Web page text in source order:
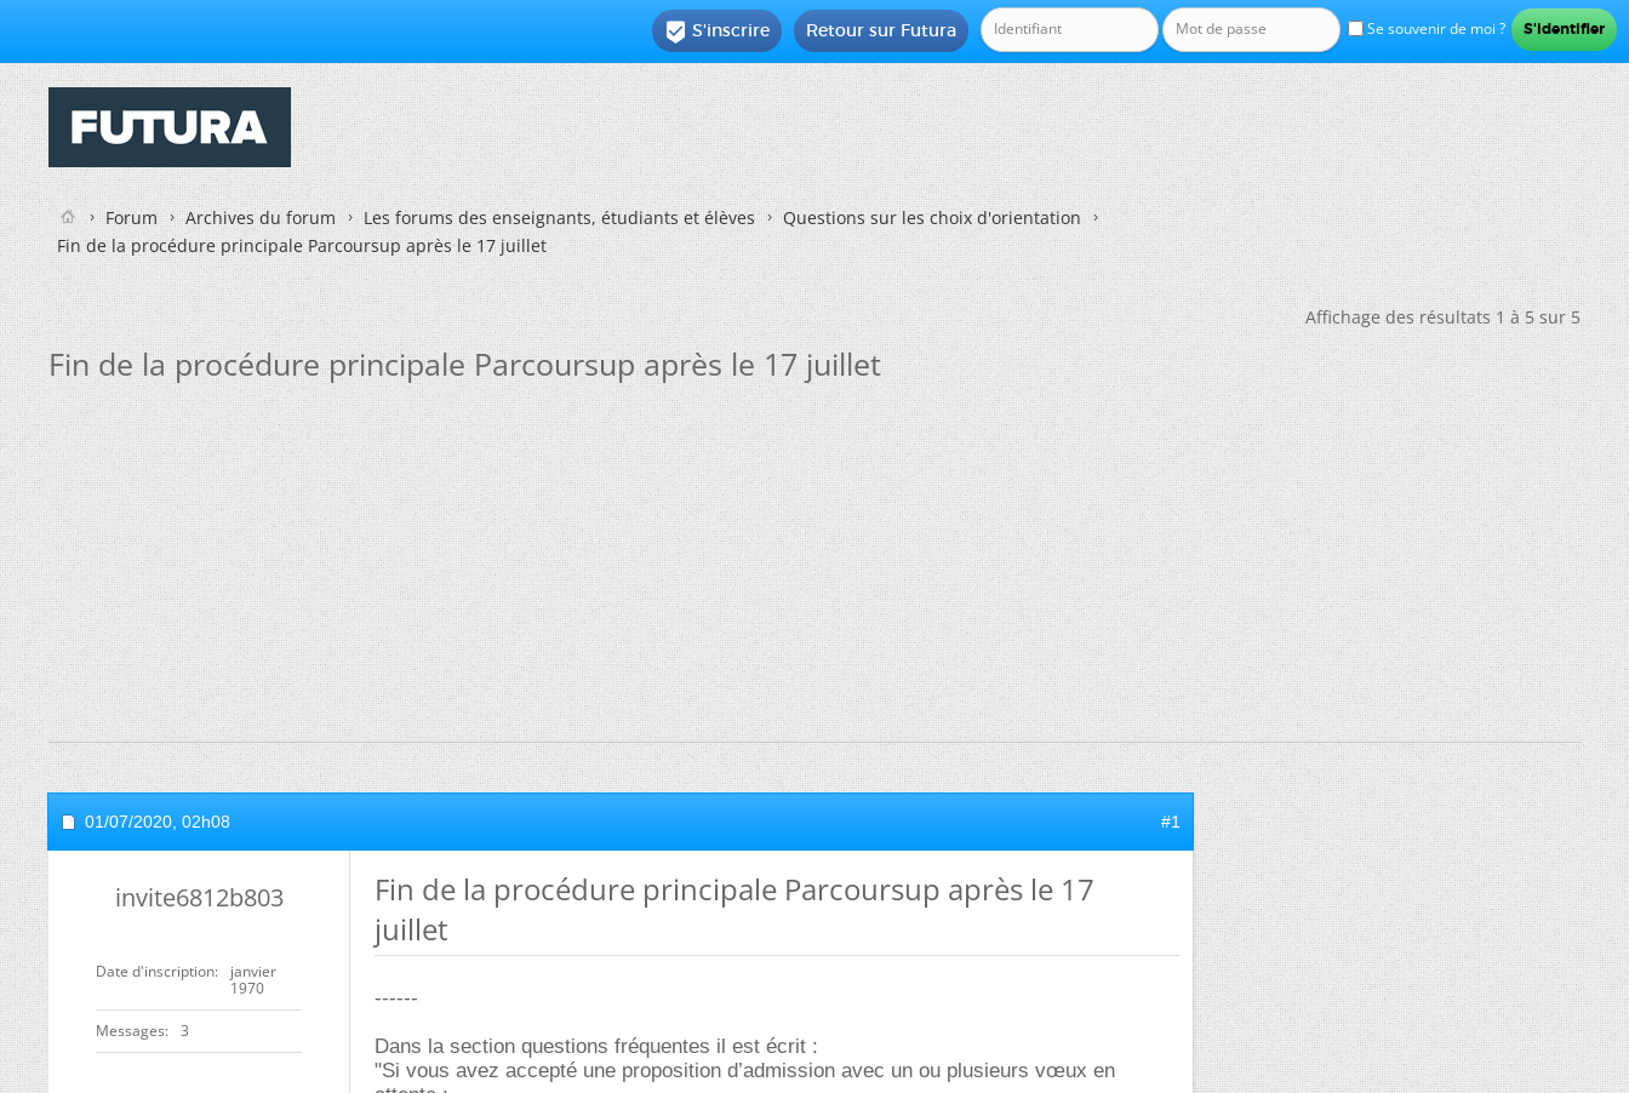
Se souvenir de moi ?
Retour sur Futura
 S'inscrire
Forum Archives du forum Les forums des enseignants, étudiants et élèves
Questions sur les choix d'orientation
Fin de la procédure principale Parcoursup après le 17 juillet
Affichage des résultats 1 à 5 sur 5
Fin de la procédure principale Parcoursup après le 17 juillet
01/07/2020, 02h08 #1
invite6812b803
Date d'inscription
janvier
1970
Messages 3
Fin de la procédure principale Parcoursup après le 17
juillet
------
Dans la section questions fréquentes il est écrit :
"Si vous avez accepté une proposition d’admission avec un ou plusieurs vœux en